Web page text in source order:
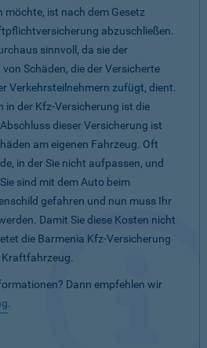
möchte, ist nach dem Gesetz
abzuschließen.
sinnvoll, da sie der
Schäden, die der Versicherte
Verkehrsteilnehmern zufügt, dient.
in der Kfz-Versicherung ist die
dieser Versicherung ist
am eigenen Fahrzeug. Oft
in der Sie nicht aufpassen, und
sind mit dem Auto beim
gefahren und nun muss Ihr
Damit Sie diese Kosten nicht
die Barmenia Kfz-Versicherung
Dann empfehlen wir
.